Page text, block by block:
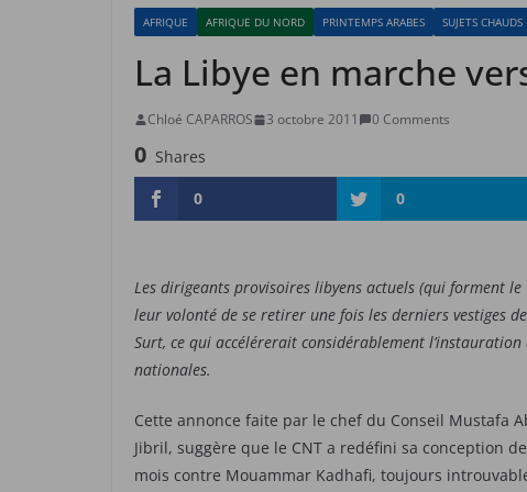
AFRIQUE AFRIQUE DU NORD PRINTEMPS ARABES SUJETS CHAUDS
La Libye en marche
Chloé CAPARROS 3 octobre 2011 0 Comments
0 Shares
0
0
Les dirigeants provisoires libyens actuels (qui forment
leur volonté de se retirer une fois les derniers vestiges
Surt, ce qui accélérerait considérablement l’instauration
nationales.
Cette annonce faite par le chef du Conseil Mustafa
Jibril, suggère que le CNT a redéfini sa conception
mois contre Mouammar Kadhafi, toujours